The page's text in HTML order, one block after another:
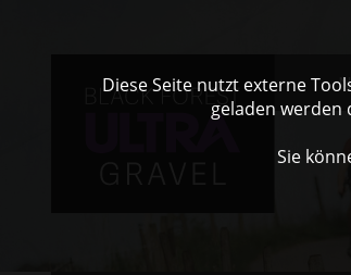
Diese Seite nutzt externe
geladen werden
Sie